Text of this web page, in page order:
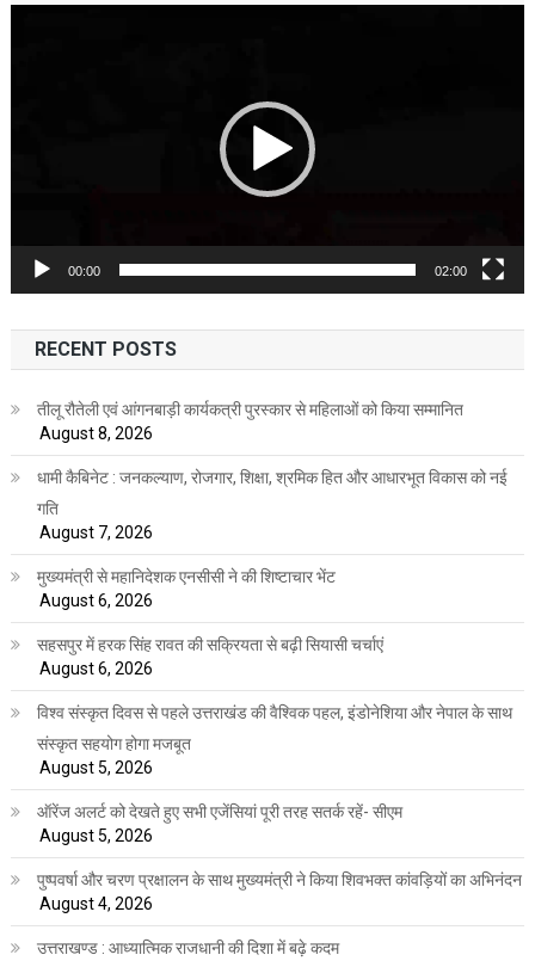
00:00 02:00
RECENT POSTS
तीलू रौतेली एवं आंगनबाड़ी कार्यकत्री पुरस्कार से महिलाओं को किया सम्मानित
August 8, 2026
धामी कैबिनेट : जनकल्याण, रोजगार, शिक्षा, श्रमिक हित और आधारभूत विकास को नई
गति
August 7, 2026
मुख्यमंत्री से महानिदेशक एनसीसी ने की शिष्टाचार भेंट
August 6, 2026
सहसपुर में हरक सिंह रावत की सक्रियता से बढ़ी सियासी चर्चाएं
August 6, 2026
विश्व संस्कृत दिवस से पहले उत्तराखंड की वैश्विक पहल, इंडोनेशिया और नेपाल के साथ
संस्कृत सहयोग होगा मजबूत
August 5, 2026
ऑरेंज अलर्ट को देखते हुए सभी एजेंसियां पूरी तरह सतर्क रहें- सीएम
August 5, 2026
पुष्पवर्षा और चरण प्रक्षालन के साथ मुख्यमंत्री ने किया शिवभक्त कांवड़ियों का अभिनंदन
August 4, 2026
उत्तराखण्ड : आध्यात्मिक राजधानी की दिशा में बढ़े कदम